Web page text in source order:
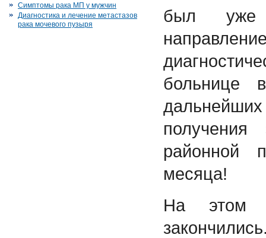
Симптомы рака МП у мужчин
Диагностика и лечение метастазов
рака мочевого пузыря
был
больнице
получения
районной
месяца!
На этом